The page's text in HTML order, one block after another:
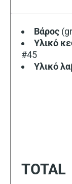
Βάρος
Υλικό
#45
Υλικό
TOTAL